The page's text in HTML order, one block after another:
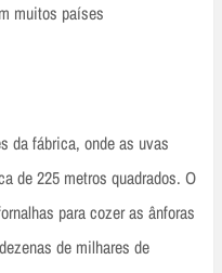
muitos países
da fábrica, onde as uvas
de 225 metros quadrados. O
para cozer as ânforas
de milhares de